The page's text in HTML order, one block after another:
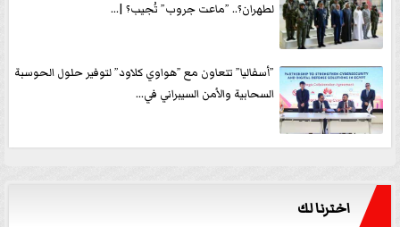
لطهران؟.. ”ماعت جروب” تُجيب؟ |...
”أسفاليا” تتعاون مع ”هواوي كلاود” لتوفير حلول الحوسبة
السحابية والأمن السيبراني في...
اخترنا لك